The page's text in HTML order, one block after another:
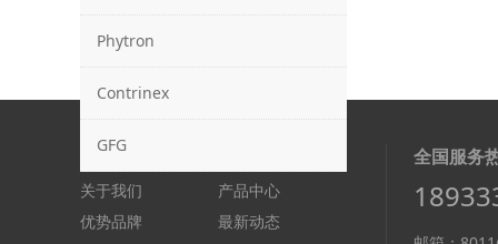
Phytron
Contrinex
GFG
快速链接：
关于我们
产品中心
优势品牌
最新动态
全国服务